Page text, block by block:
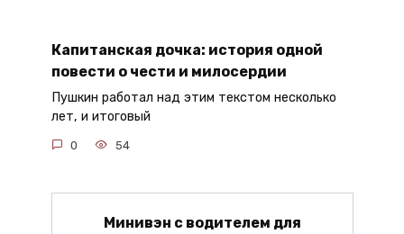
Капитанская дочка: история одной
повести о чести и милосердии
Пушкин работал над этим текстом несколько
лет, и итоговый
0 54
Минивэн с водителем для